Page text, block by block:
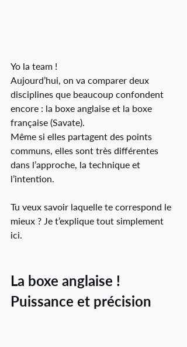
Yo la team !
Aujourd’hui, on va comparer deux
disciplines que beaucoup confondent
encore : la boxe anglaise et la boxe
française (Savate).
Même si elles partagent des points
communs, elles sont très différentes
dans l’approche, la technique et
l’intention.
Tu veux savoir laquelle te correspond le
mieux ? Je t’explique tout simplement
ici.
La boxe anglaise !
Puissance et précision